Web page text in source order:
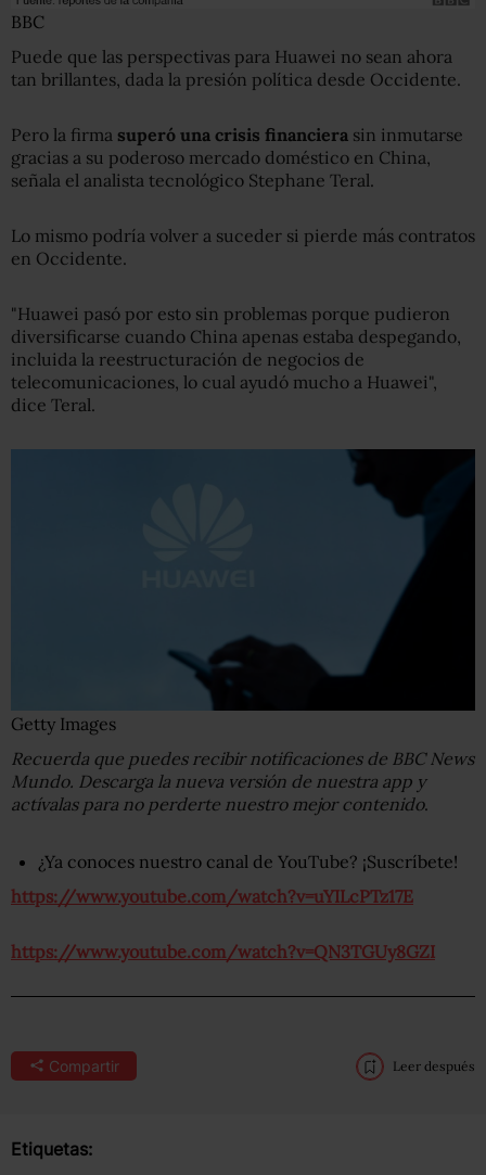
BBC
Puede que las perspectivas para Huawei no sean ahora
tan brillantes, dada la presión política desde Occidente.
Pero la firma superó una crisis financiera sin inmutarse
gracias a su poderoso mercado doméstico en China,
señala el analista tecnológico Stephane Teral.
Lo mismo podría volver a suceder si pierde más contratos
en Occidente.
"Huawei pasó por esto sin problemas porque pudieron
diversificarse cuando China apenas estaba despegando,
incluida la reestructuración de negocios de
telecomunicaciones, lo cual ayudó mucho a Huawei",
dice Teral.
Getty Images
Recuerda que puedes recibir notificaciones de BBC News
Mundo. Descarga la nueva versión de nuestra app y
actívalas para no perderte nuestro mejor contenido.
¿Ya conoces nuestro canal de YouTube? ¡Suscríbete!
https://www.youtube.com/watch?v=uYILcPTz17E
https://www.youtube.com/watch?v=QN3TGUy8GZI
Compartir Leer después
Etiquetas: